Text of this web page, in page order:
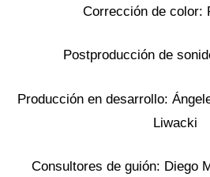
Corrección de color:
Postproducción de
Producción en desarrollo:
Liwacki
Consultores de guión: Diego